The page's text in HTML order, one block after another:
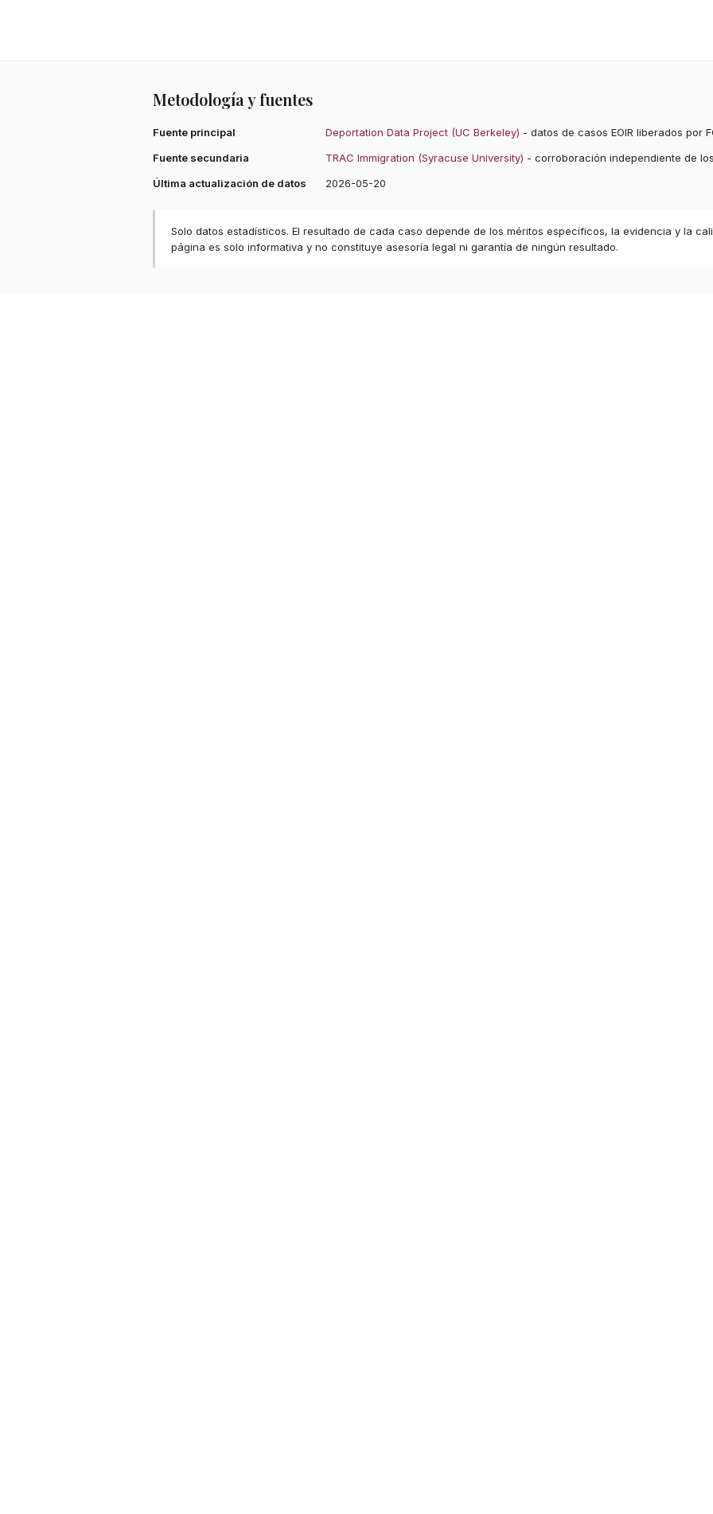
Metodología y fuentes
Fuente principal Deportation Data Project (UC Berkeley) - datos de casos EOIR liberados por
Fuente secundaria
TRAC Immigration (Syracuse University) - corroboración independiente de
Última actualización de datos
2026-05-20
Solo datos estadísticos. El resultado de cada caso depende de los méritos específicos, la evidencia y la
página es solo informativa y no constituye asesoría legal ni garantía de ningún resultado.